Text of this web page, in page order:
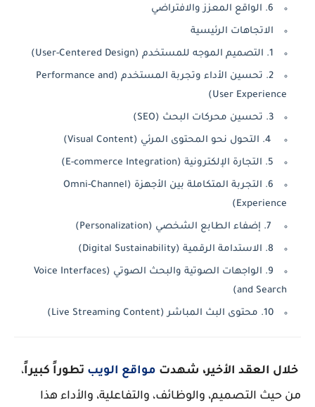
6. الواقع المعزز والافتراضي
الاتجاهات الرئيسية
1. التصميم الموجه للمستخدم (User-Centered Design)
2. تحسين الأداء وتجربة المستخدم (Performance and
User Experience)
3. تحسين محركات البحث (SEO)
5. التجارة الإلكترونية (E-commerce Integration)
6. التجربة المتكاملة بين الأجهزة (Omni-Channel
Experience)
8. الاستدامة الرقمية (Digital Sustainability)
9. الواجهات الصوتية والبحث الصوتي (Voice Interfaces
and Search)
10. محتوى البث المباشر (Live Streaming Content)
خلال العقد الأخير، شهدت مواقع الويب تطوراً كبيراً،
من حيث التصميم، والوظائف، والتفاعلية، والأداء هذا